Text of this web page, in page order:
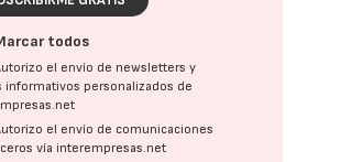
todos
el envío de newsletters y
informativos personalizados de
el envío de comunicaciones
vía interempresas.net